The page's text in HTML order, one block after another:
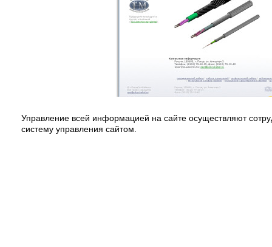
Управление всей информацией на сайте осуществляют
систему управления сайтом.